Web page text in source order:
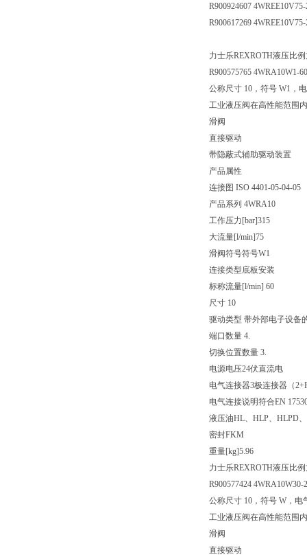
R900924607
R900617269
力士乐REXROTH液压比
R900575765 4WRA10W1-
公称尺寸 10，符号 W1，
工业液压阀在高性能范围
滑阀
直接驱动
带隐蔽式辅助驱动装置
产品属性
连接图 ISO 4401-05-04-05
产品系列 4WRA10
工作压力[bar]315
大流量[l/min]75
滑阀符号符号W1
连接类型底板安装
标称流量[l/min] 60
尺寸 10
驱动类型 带外部电子设备
端口数量 4.
切换位置数量 3.
电源电压24伏直流电
电气连接器3极连接器（
电气连接说明符合EN
液压油HL、HLP、HLPD
密封FKM
重量[kg]5.96
力士乐REXROTH液压比
R900577424
公称尺寸 10，符号 W，电
工业液压阀在高性能范围
滑阀
直接驱动